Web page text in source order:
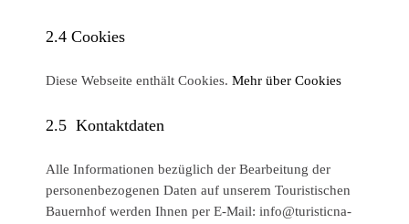
2.4Cookies
Diese Webseite enthält Cookies. Mehr über Cookies
2.5 Kontaktdaten
Alle Informationen bezüglich der Bearbeitung der
personenbezogenen Daten auf unserem Touristischen
Bauernhof werden Ihnen per E-Mail: info@turisticna-